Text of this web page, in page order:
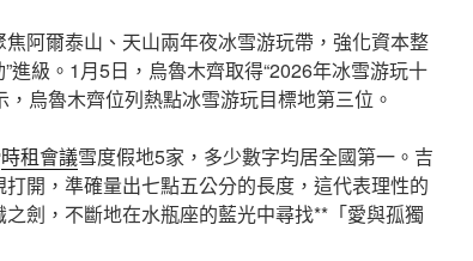
阿爾泰山、天山兩年夜冰雪游玩帶，強化資本整
進級。1月5日，烏魯木齊取得“2026年冰雪游玩十
烏魯木齊位列熱點冰雪游玩目標地第三位。
時租會議雪度假地5家，多少數字均居全國第一。吉
開，準確量出七點五公分的長度，這代表理性的
劍，不斷地在水瓶座的藍光中尋找**「愛與孤獨